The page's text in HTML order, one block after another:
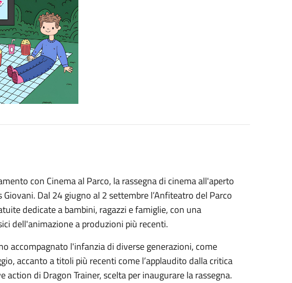
con Cinema al Parco, la rassegna di cinema all'aperto
Dal 24 giugno al 2 settembre l’Anfiteatro del Parco
dedicate a bambini, ragazzi e famiglie, con una
dell'animazione a produzioni più recenti.
accompagnato l'infanzia di diverse generazioni, come
accanto a titoli più recenti come l’applaudito dalla critica
action di Dragon Trainer, scelta per inaugurare la rassegna.